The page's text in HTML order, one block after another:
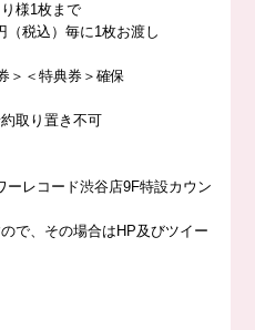
様1枚まで
税込）毎に1枚お渡し
＞＜特典券＞確保
取り置き不可
ーレコード渋谷店9F特設カウン
で、その場合はHP及びツイー